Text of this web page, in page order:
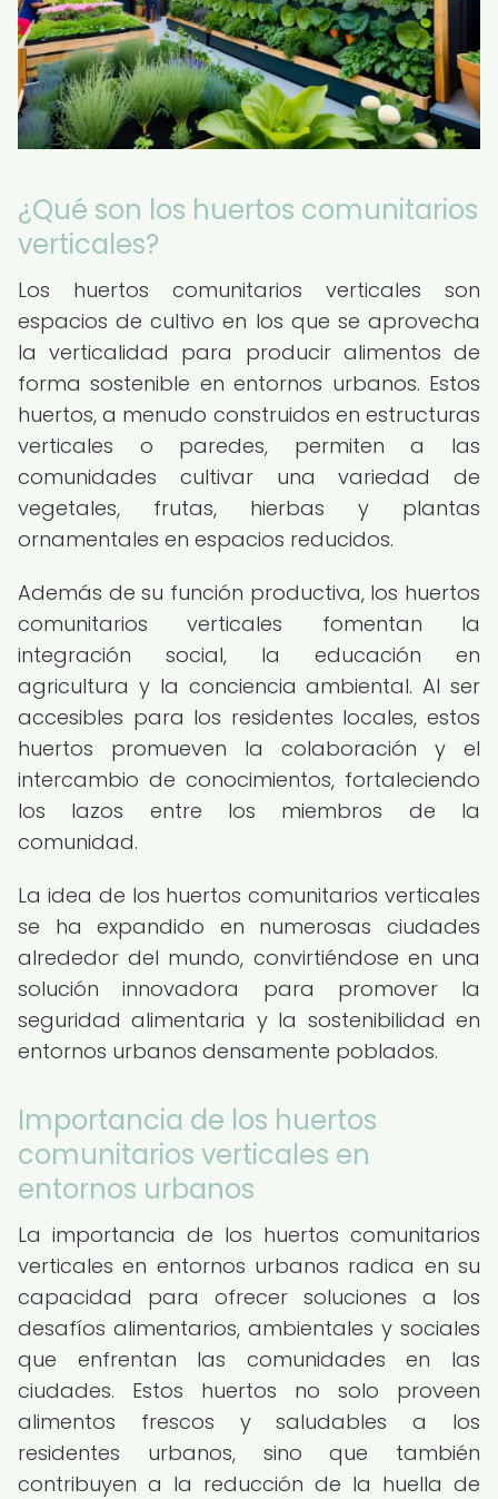
¿Qué son los huertos comunitarios
verticales?
Los huertos comunitarios verticales son
espacios de cultivo en los que se aprovecha
la verticalidad para producir alimentos de
forma sostenible en entornos urbanos. Estos
huertos, a menudo construidos en estructuras
verticales o paredes, permiten a las
comunidades cultivar una variedad de
vegetales, frutas, hierbas y plantas
ornamentales en espacios reducidos.
Además de su función productiva, los huertos
comunitarios verticales fomentan la
integración social, la educación en
agricultura y la conciencia ambiental. Al ser
accesibles para los residentes locales, estos
huertos promueven la colaboración y el
intercambio de conocimientos, fortaleciendo
los lazos entre los miembros de la
comunidad.
La idea de los huertos comunitarios verticales
se ha expandido en numerosas ciudades
alrededor del mundo, convirtiéndose en una
solución innovadora para promover la
seguridad alimentaria y la sostenibilidad en
entornos urbanos densamente poblados.
Importancia de los huertos
comunitarios verticales en
entornos urbanos
La importancia de los huertos comunitarios
verticales en entornos urbanos radica en su
capacidad para ofrecer soluciones a los
desafíos alimentarios, ambientales y sociales
que enfrentan las comunidades en las
ciudades. Estos huertos no solo proveen
alimentos frescos y saludables a los
residentes urbanos, sino que también
contribuyen a la reducción de la huella de